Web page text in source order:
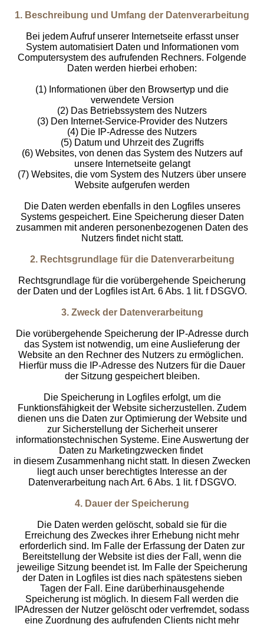
1. Beschreibung und Umfang der Datenverarbeitung
Bei jedem Aufruf unserer Internetseite erfasst unser
System automatisiert Daten und Informationen vom
Computersystem des aufrufenden Rechners. Folgende
Daten werden hierbei erhoben:
(1) Informationen über den Browsertyp und die
verwendete Version
(2) Das Betriebssystem des Nutzers
(3) Den Internet-Service-Provider des Nutzers
(4) Die IP-Adresse des Nutzers
(5) Datum und Uhrzeit des Zugriffs
(6) Websites, von denen das System des Nutzers auf
unsere Internetseite gelangt
(7) Websites, die vom System des Nutzers über unsere
Website aufgerufen werden
Die Daten werden ebenfalls in den Logfiles unseres
Systems gespeichert. Eine Speicherung dieser Daten
zusammen mit anderen personenbezogenen Daten des
Nutzers findet nicht statt.
2. Rechtsgrundlage für die Datenverarbeitung
Rechtsgrundlage für die vorübergehende Speicherung
der Daten und der Logfiles ist Art. 6 Abs. 1 lit. f DSGVO.
3. Zweck der Datenverarbeitung
Die vorübergehende Speicherung der IP-Adresse durch
das System ist notwendig, um eine Auslieferung der
Website an den Rechner des Nutzers zu ermöglichen.
Hierfür muss die IP-Adresse des Nutzers für die Dauer
der Sitzung gespeichert bleiben.
Die Speicherung in Logfiles erfolgt, um die
Funktionsfähigkeit der Website sicherzustellen. Zudem
dienen uns die Daten zur Optimierung der Website und
zur Sicherstellung der Sicherheit unserer
informationstechnischen Systeme. Eine Auswertung der
Daten zu Marketingzwecken findet
in diesem Zusammenhang nicht statt. In diesen Zwecken
liegt auch unser berechtigtes Interesse an der
Datenverarbeitung nach Art. 6 Abs. 1 lit. f DSGVO.
4. Dauer der Speicherung
Die Daten werden gelöscht, sobald sie für die
Erreichung des Zweckes ihrer Erhebung nicht mehr
erforderlich sind. Im Falle der Erfassung der Daten zur
Bereitstellung der Website ist dies der Fall, wenn die
jeweilige Sitzung beendet ist. Im Falle der Speicherung
der Daten in Logfiles ist dies nach spätestens sieben
Tagen der Fall. Eine darüberhinausgehende
Speicherung ist möglich. In diesem Fall werden die
IPAdressen der Nutzer gelöscht oder verfremdet, sodass
eine Zuordnung des aufrufenden Clients nicht mehr